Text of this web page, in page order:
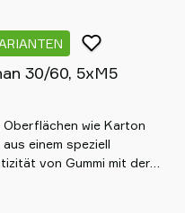
30/60, 5xM5
wie Karton
einem speziell
von Gummi mit der
Das Material hinterlässt